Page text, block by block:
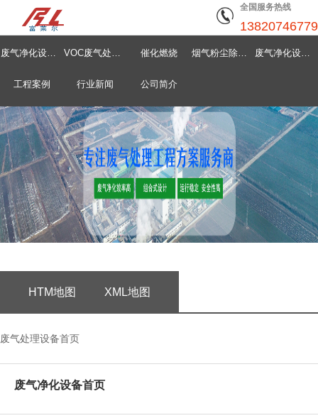
全国服务热线
13820746779
废气净化设备首页 VOC废气处理设备 催化燃烧 烟气粉尘除尘器 废气净化设备中心
工程案例 行业新闻 公司简介
HTM地图 XML地图
废气处理设备首页
废气净化设备首页